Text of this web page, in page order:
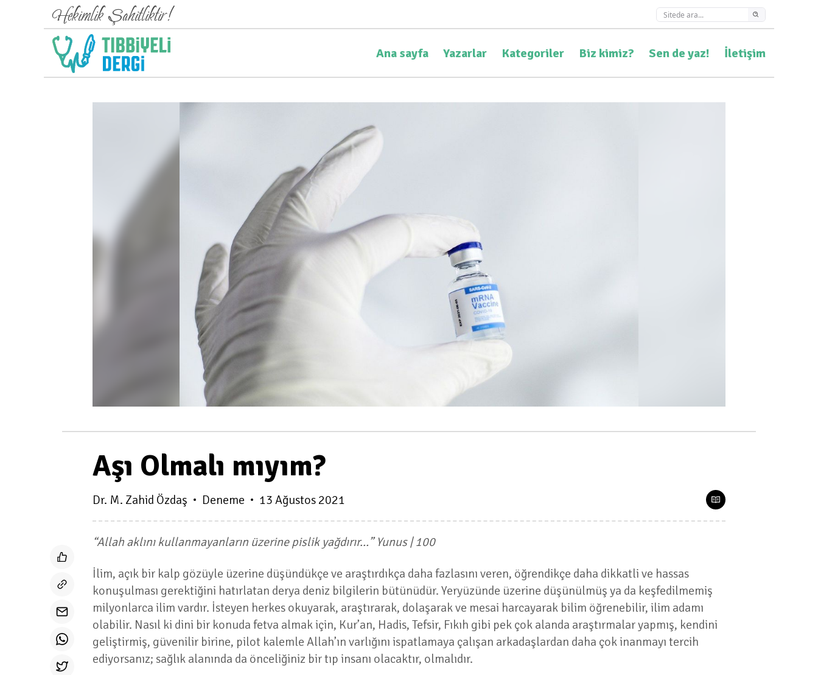
Hekimlik Şahitliktir!
Ana sayfa Yazarlar Kategoriler Biz kimiz? Sen de yaz! İletişim
Aşı Olmalı mıyım?
Dr. M. Zahid Özdaş Deneme 13 Ağustos 2021
“Allah aklını kullanmayanların üzerine pislik yağdırır…” Yunus | 100
İlim, açık bir kalp gözüyle üzerine düşündükçe ve araştırdıkça daha fazlasını veren, öğrendikçe daha dikkatli ve hassas
konuşulması gerektiğini hatırlatan derya deniz bilgilerin bütünüdür. Yeryüzünde üzerine düşünülmüş ya da keşfedilmemiş
milyonlarca ilim vardır. İsteyen herkes okuyarak, araştırarak, dolaşarak ve mesai harcayarak bilim öğrenebilir, ilim adamı
olabilir. Nasıl ki dini bir konuda fetva almak için, Kur’an, Hadis, Tefsir, Fıkıh gibi pek çok alanda araştırmalar yapmış, kendini
geliştirmiş, güvenilir birine, pilot kalemle Allah’ın varlığını ispatlamaya çalışan arkadaşlardan daha çok inanmayı tercih
ediyorsanız; sağlık alanında da önceliğiniz bir tıp insanı olacaktır, olmalıdır.